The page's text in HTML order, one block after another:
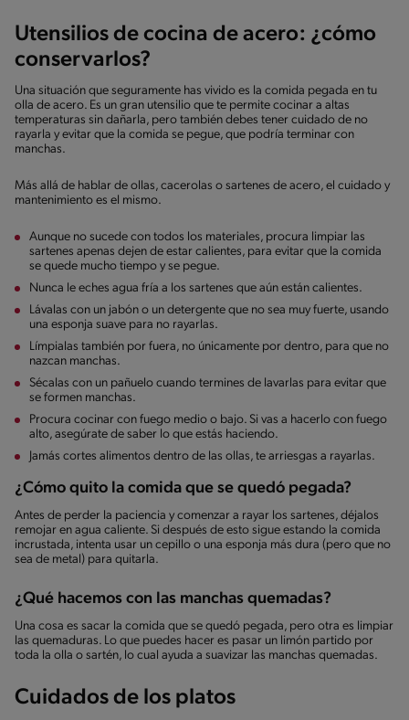
Utensilios de cocina de acero: ¿cómo
conservarlos?
Una situación que seguramente has vivido es la comida pegada en tu
olla de acero. Es un gran utensilio que te permite cocinar a altas
temperaturas sin dañarla, pero también debes tener cuidado de no
rayarla y evitar que la comida se pegue, que podría terminar con
manchas.
Más allá de hablar de ollas, cacerolas o sartenes de acero, el cuidado y
mantenimiento es el mismo.
Aunque no sucede con todos los materiales, procura limpiar las
sartenes apenas dejen de estar calientes, para evitar que la comida
se quede mucho tiempo y se pegue.
Nunca le eches agua fría a los sartenes que aún están calientes.
Lávalas con un jabón o un detergente que no sea muy fuerte, usando
una esponja suave para no rayarlas.
Límpialas también por fuera, no únicamente por dentro, para que no
nazcan manchas.
Sécalas con un pañuelo cuando termines de lavarlas para evitar que
se formen manchas.
Procura cocinar con fuego medio o bajo. Si vas a hacerlo con fuego
alto, asegúrate de saber lo que estás haciendo.
Jamás cortes alimentos dentro de las ollas, te arriesgas a rayarlas.
¿Cómo quito la comida que se quedó pegada?
Antes de perder la paciencia y comenzar a rayar los sartenes, déjalos
remojar en agua caliente. Si después de esto sigue estando la comida
incrustada, intenta usar un cepillo o una esponja más dura (pero que no
sea de metal) para quitarla.
¿Qué hacemos con las manchas quemadas?
Una cosa es sacar la comida que se quedó pegada, pero otra es limpiar
las quemaduras. Lo que puedes hacer es pasar un limón partido por
toda la olla o sartén, lo cual ayuda a suavizar las manchas quemadas.
Cuidados de los platos